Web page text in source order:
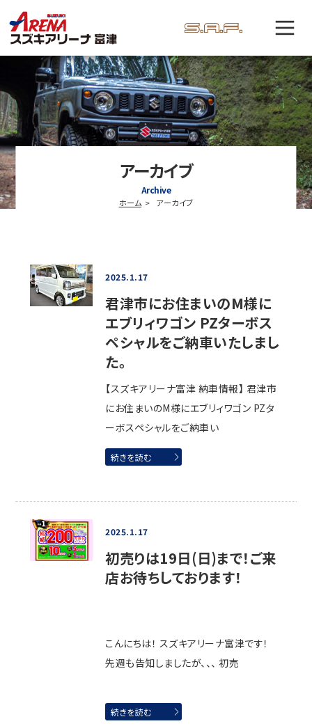
アーカイブ
Archive
ホーム アーカイブ
2025.1.17
君津市にお住まいのM様に
エブリィワゴン PZターボス
ペシャルをご納車いたしまし
た。
【スズキアリーナ富津 納車情報】 君津市
にお住まいのM様にエブリィワゴン PZタ
ーボスペシャルをご納車い
続きを読む
2025.1.17
初売りは19日(日)まで！ご来
店お待ちしております！
こんにちは！ スズキアリーナ富津です！
先週も告知しましたが、、、 初売
続きを読む